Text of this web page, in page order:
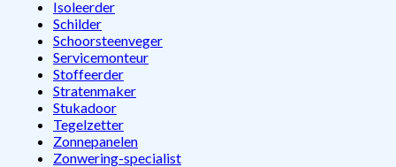
Isoleerder
Schilder
Schoorsteenveger
Servicemonteur
Stoffeerder
Stratenmaker
Stukadoor
Tegelzetter
Zonnepanelen
Zonwering-specialist